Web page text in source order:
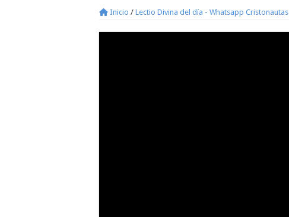
Inicio / Lectio Divina del día - Whatsapp Cristonautas